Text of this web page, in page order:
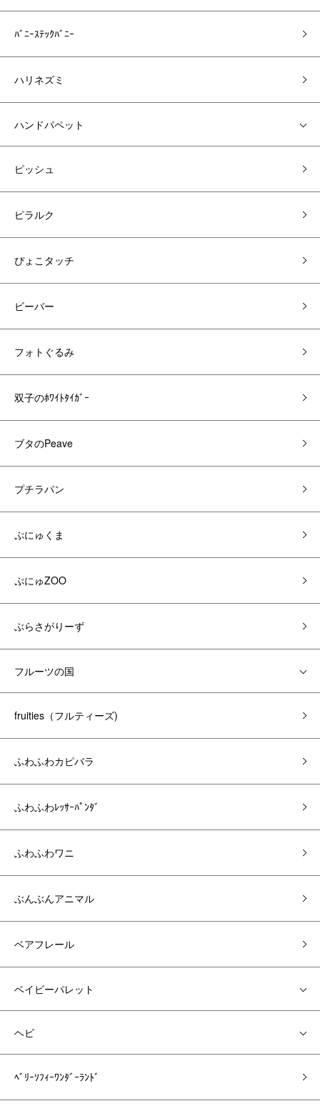
ﾊﾞﾆｰｽﾃｯｸﾊﾞﾆｰ
ハリネズミ
ハンドパペット
ピッシュ
ピラルク
ぴょこタッチ
ビーバー
フォトぐるみ
双子のﾎﾜｲﾄﾀｲｶﾞｰ
ブタのPeave
プチラパン
ぷにゅくま
ぷにゅZOO
ぶらさがりーず
フルーツの国
fruities（フルティーズ)
ふわふわカピバラ
ふわふわﾚｯｻｰﾊﾟﾝﾀﾞ
ふわふわワニ
ぶんぶんアニマル
ベアフレール
ベイビーパレット
ヘビ
ﾍﾞﾘｰｿﾌｨｰﾜﾝﾀﾞｰﾗﾝﾄﾞ